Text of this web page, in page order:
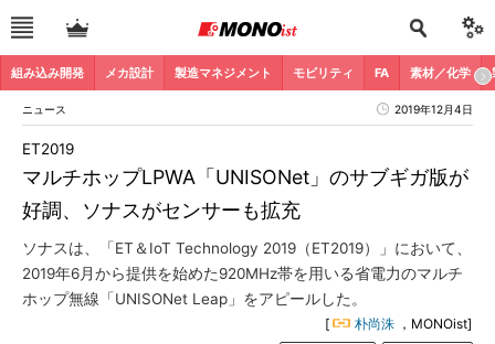
組み込み開発 メカ設計 製造マネジメント モビリティ FA 素材／化学
ニュース 2019年12月4日
マルチホップLPWA「UNISONet」のサブギガ版が
好調、ソナスがセンサーも拡充
ET2019
ソナスは、「ET＆IoT Technology 2019（ET2019）」において、
2019年6月から提供を始めた920MHz帯を用いる省電力のマルチ
ホップ無線「UNISONet Leap」をアピールした。
[ 朴尚洙 ，MONOist]